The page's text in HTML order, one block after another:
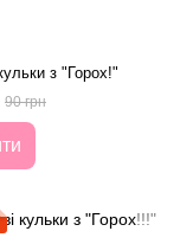
з "Горох!"
90 грн